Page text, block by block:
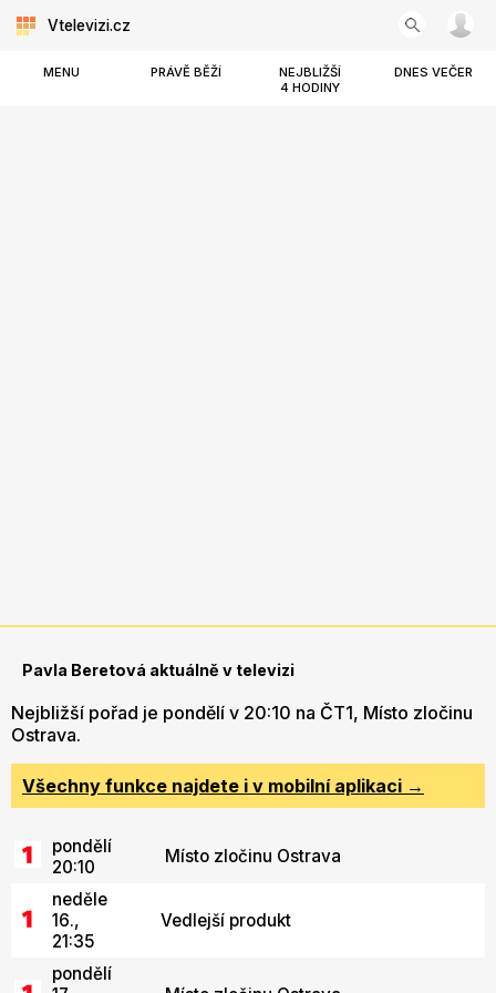
Vtelevizi.cz
MENU PRÁVĚ BĚŽÍ
NEJBLIŽŠÍ
4 HODINY
DNES VEČER
Pavla Beretová aktuálně v televizi
Nejbližší pořad je pondělí v 20:10 na ČT1, Místo zločinu
Ostrava.
Všechny funkce najdete i v mobilní aplikaci →
pondělí
20:10
Místo zločinu Ostrava
neděle
16.,
21:35
Vedlejší produkt
pondělí